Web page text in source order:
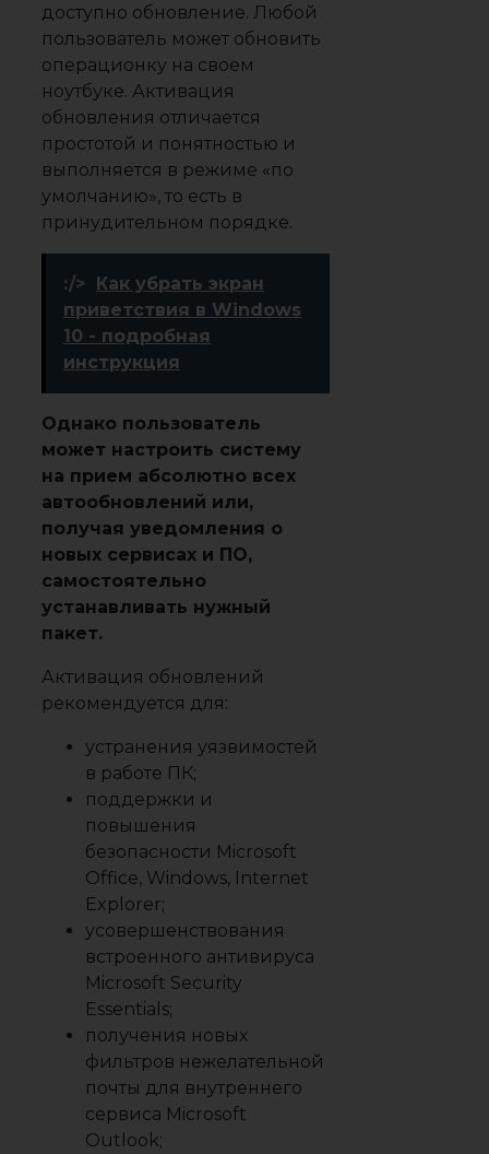
доступно обновление. Любой
пользователь может обновить
операционку на своем
ноутбуке. Активация
обновления отличается
простотой и понятностью и
выполняется в режиме «по
умолчанию», то есть в
принудительном порядке.
:/>
Как убрать экран
приветствия в Windows
10 - подробная
инструкция
Однако пользователь
может настроить систему
на прием абсолютно всех
автообновлений или,
получая уведомления о
новых сервисах и ПО,
самостоятельно
устанавливать нужный
пакет.
Активация обновлений
рекомендуется для:
устранения уязвимостей
в работе ПК;
поддержки и
повышения
безопасности Microsoft
Office, Windows, Internet
Explorer;
усовершенствования
встроенного антивируса
Microsoft Security
Essentials;
получения новых
фильтров нежелательной
почты для внутреннего
сервиса Microsoft
Outlook;